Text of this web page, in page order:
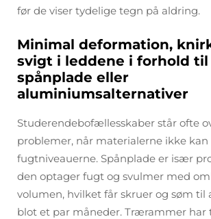
før de viser tydelige tegn på aldring.
Minimal deformation,
svigt i leddene i forhold
spånplade eller
aluminiumsalternativer
Studerendebofællesskaber står ofte
problemer, når materialerne ikke kan
fugtniveauerne. Spånplade er især
den optager fugt og svulmer med
volumen, hvilket får skruer og søm til
blot et par måneder. Trærammer har